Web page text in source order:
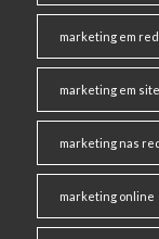
marketing em
marketing em
marketing nas
marketing online